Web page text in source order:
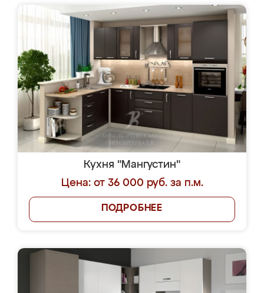
Кухня "Мангустин"
Цена: от 36 000 руб. за п.м.
ПОДРОБНЕЕ